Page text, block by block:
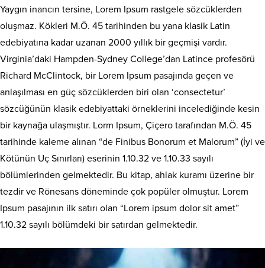
Yaygın inancın tersine, Lorem Ipsum rastgele sözcüklerden
oluşmaz. Kökleri M.Ö. 45 tarihinden bu yana klasik Latin
edebiyatına kadar uzanan 2000 yıllık bir geçmişi vardır.
Virginia’daki Hampden-Sydney College’dan Latince profesörü
Richard McClintock, bir Lorem Ipsum pasajında geçen ve
anlaşılması en güç sözcüklerden biri olan ‘consectetur’
sözcüğünün klasik edebiyattaki örneklerini incelediğinde kesin
bir kaynağa ulaşmıştır. Lorm Ipsum, Çiçero tarafından M.Ö. 45
tarihinde kaleme alınan “de Finibus Bonorum et Malorum” (İyi ve
Kötünün Uç Sınırları) eserinin 1.10.32 ve 1.10.33 sayılı
bölümlerinden gelmektedir. Bu kitap, ahlak kuramı üzerine bir
tezdir ve Rönesans döneminde çok popüler olmuştur. Lorem
Ipsum pasajının ilk satırı olan “Lorem ipsum dolor sit amet”
1.10.32 sayılı bölümdeki bir satırdan gelmektedir.